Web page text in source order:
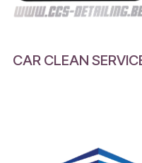
CAR CLEAN